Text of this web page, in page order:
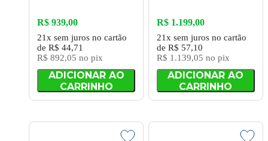
R$ 939,00
21x sem juros no cartão
de R$ 44,71
R$ 892,05 no pix
ADICIONAR AO
CARRINHO
R$ 1.199,00
21x sem juros no cartão
de R$ 57,10
R$ 1.139,05 no pix
ADICIONAR AO
CARRINHO